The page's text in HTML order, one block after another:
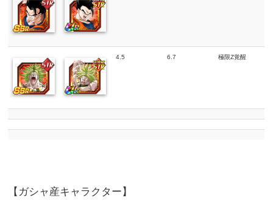
4.5 6.7 極限Z覚醒
【ガシャ産キャラクター】